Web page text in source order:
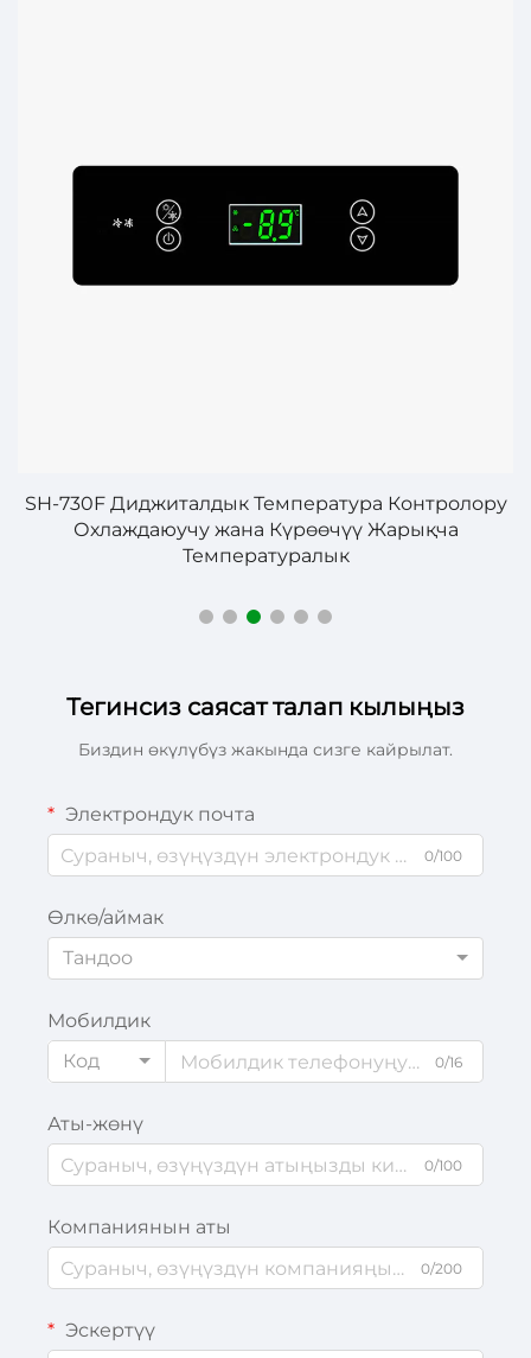
DHK-180D Диджиталдык Температуралык
Контролор – Саноатта жана Коммерцияда
пайдаланылатын Даярлык Контрол
Тегинсиз саясат талап кылыңыз
Биздин өкүлүбүз жакында сизге кайрылат.
Электрондук почта
0/100
Өлкө/аймак
Тандоо
Мобилдик
Код
0/16
Аты-жөнү
0/100
Компаниянын аты
0/200
Эскертүү